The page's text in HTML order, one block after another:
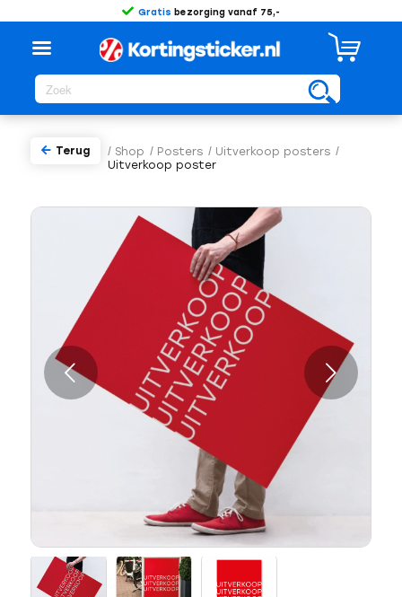
Gratis bezorging vanaf 75,-
/ Shop / Posters / Uitverkoop posters /
Uitverkoop poster
Terug
Volgende